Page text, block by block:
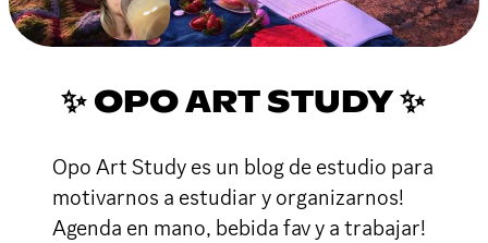
✨ OPO ART STUDY ✨
Opo Art Study es un blog de estudio para
motivarnos a estudiar y organizarnos!
Agenda en mano, bebida fav y a trabajar!